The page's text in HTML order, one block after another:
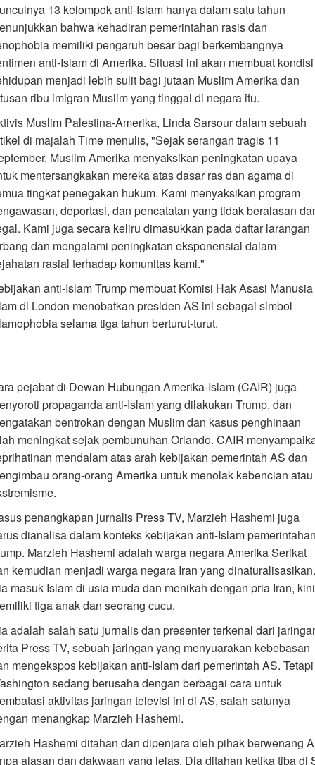
13 kelompok anti-Islam hanya dalam satu tahun
bahwa kehadiran pemerintahan rasis dan
memiliki pengaruh besar bagi berkembangnya
anti-Islam di Amerika. Situasi ini akan membuat kondisi
menjadi lebih sulit bagi jutaan Muslim Amerika dan
ribu imigran Muslim yang tinggal di negara itu.
Muslim Palestina-Amerika, Linda Sarsour dalam sebuah
di majalah Time menulis, "Sejak serangan tragis 11
Muslim Amerika menyaksikan peningkatan upaya
mentersangkakan mereka atas dasar ras dan agama di
tingkat penegakan hukum. Kami menyaksikan program
deportasi, dan pencatatan yang tidak beralasan
Kami juga secara keliru dimasukkan pada daftar larangan
dan mengalami peningkatan eksponensial dalam
rasial terhadap komunitas kami."
anti-Islam Trump membuat Komisi Hak Asasi Manusia
di London menobatkan presiden AS ini sebagai simbol
selama tiga tahun berturut-turut.
pejabat di Dewan Hubungan Amerika-Islam (CAIR) juga
propaganda anti-Islam yang dilakukan Trump, dan
bentrokan dengan Muslim dan kasus penghinaan
meningkat sejak pembunuhan Orlando. CAIR
mendalam atas arah kebijakan pemerintah AS dan
orang-orang Amerika untuk menolak kebencian atau
penangkapan jurnalis Press TV, Marzieh Hashemi juga
dianalisa dalam konteks kebijakan anti-Islam
Marzieh Hashemi adalah warga negara Amerika Serikat
kemudian menjadi warga negara Iran yang dinaturalisasikan.
masuk Islam di usia muda dan menikah dengan pria Iran, kini
tiga anak dan seorang cucu.
adalah salah satu jurnalis dan presenter terkenal dari
Press TV, sebuah jaringan yang menyuarakan kebebasan
mengekspos kebijakan anti-Islam dari pemerintah AS. Tetapi
sedang berusaha dengan berbagai cara untuk
aktivitas jaringan televisi ini di AS, salah satunya
menangkap Marzieh Hashemi.
Hashemi ditahan dan dipenjara oleh pihak berwenang
alasan dan dakwaan yang jelas. Dia ditahan ketika tiba di